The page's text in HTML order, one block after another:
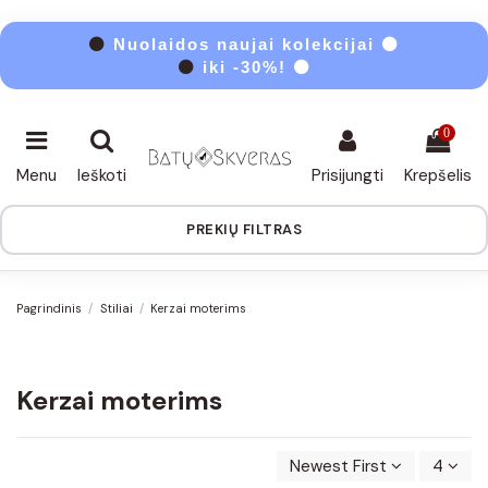
⚫ Nuolaidos naujai kolekcijai ⚫
⚫ iki -30%! ⚫
Menu Ieškoti Prisijungti
0
Krepšelis
PREKIŲ FILTRAS
Pagrindinis Stiliai Kerzai moterims
Kerzai moterims
Newest First 4